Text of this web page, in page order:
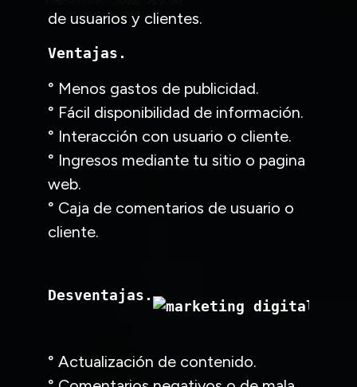
de usuarios y clientes.
Ventajas.
° Menos gastos de publicidad.
° Fácil disponibilidad de información.
° Interacción con usuario o cliente.
° Ingresos mediante tu sitio o pagina
web.
° Caja de comentarios de usuario o
cliente.
Desventajas.
° Actualización de contenido.